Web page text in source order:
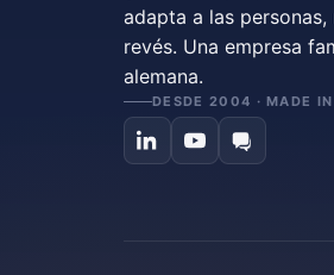
adapta a las personas,
revés. Una empresa
alemana.
DESDE 2004 · MADE